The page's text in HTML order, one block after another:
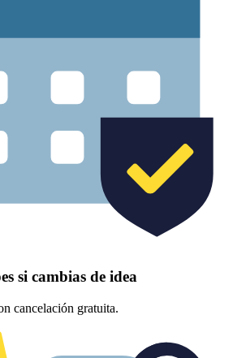
si cambias de idea
cancelación gratuita.